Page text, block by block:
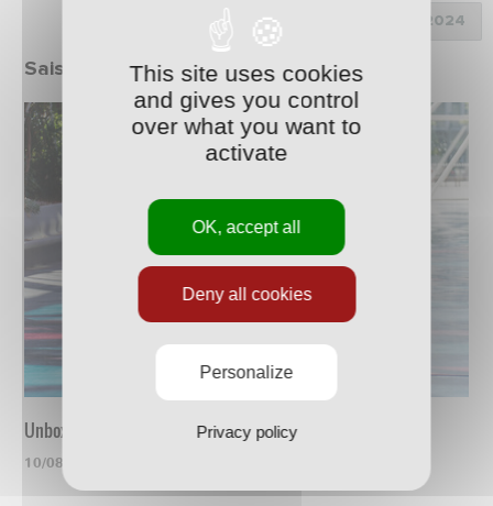
Choix de la saison :
Saison 2023/2024
Unboxing du nouveau maillot
10/08/2023
This site uses cookies
and gives you control
over what you want to
activate
OK, accept all
Deny all cookies
Personalize
Privacy policy